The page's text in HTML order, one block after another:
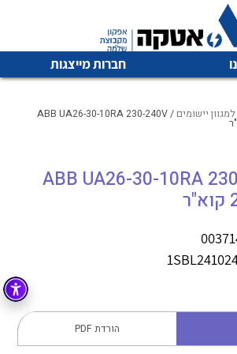
חברות מייצגות
| שרות | זמינות
הגדולה והמובילה בישראל בשיווק
חשמלית ופעילה ב7 תחומים:
חשמלית
לחשמל, בקרה ואלקטרוניקה
לכל מוצרי היצרן
לכל מוצרי היצרן
יישומים / ABB UA26-30-10RA 230-240V
ABB UA26-30-10RA
הורדת PDF